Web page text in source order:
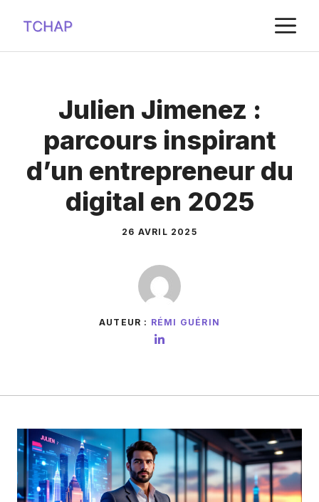
contenu
Julien Jimenez :
parcours inspirant
d’un entrepreneur du
digital en 2025
26 AVRIL 2025
AUTEUR : RÉMI GUÉRIN